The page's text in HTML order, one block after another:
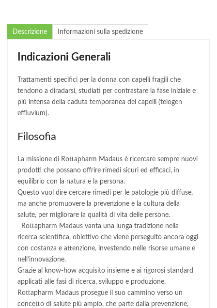
Descrizione Informazioni sulla spedizione
Indicazioni Generali
Trattamenti specifici per la donna con capelli fragili che
tendono a diradarsi, studiati per contrastare la fase iniziale e
più intensa della caduta temporanea dei capelli (telogen
effluvium).
Filosofia
La missione di Rottapharm Madaus è ricercare sempre nuovi
prodotti che possano offrire rimedi sicuri ed efficaci, in
equilibrio con la natura e la persona.
Questo vuol dire cercare rimedi per le patologie più diffuse,
ma anche promuovere la prevenzione e la cultura della
salute, per migliorare la qualità di vita delle persone.
Rottapharm Madaus vanta una lunga tradizione nella
ricerca scientifica, obiettivo che viene perseguito ancora oggi
con costanza e attenzione, investendo nelle risorse umane e
nell’innovazione.
Grazie al know-how acquisito insieme e ai rigorosi standard
applicati alle fasi di ricerca, sviluppo e produzione,
Rottapharm Madaus prosegue il suo cammino verso un
concetto di salute più ampio, che parte dalla prevenzione,